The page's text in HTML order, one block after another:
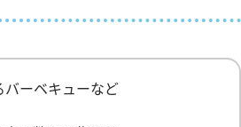
ーベキューなど